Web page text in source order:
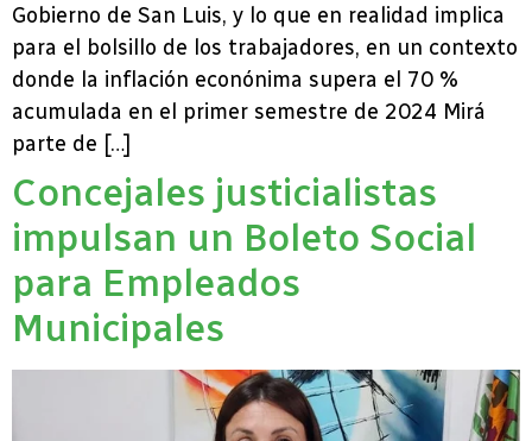
Gobierno de San Luis, y lo que en realidad implica
para el bolsillo de los trabajadores, en un contexto
donde la inflación econónima supera el 70 %
acumulada en el primer semestre de 2024 Mirá
parte de […]
Concejales justicialistas
impulsan un Boleto Social
para Empleados
Municipales